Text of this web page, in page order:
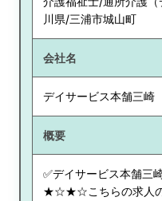
川県/三浦市城山町
会社名
デイサービス本舗三崎
概要
✅デイサービス本舗三
★☆★☆こちらの求